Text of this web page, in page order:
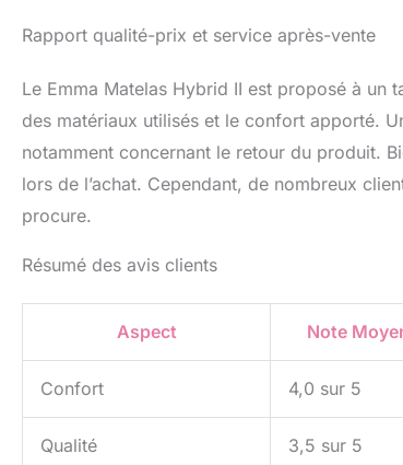
Rapport qualité-prix et service après-vente
Le Emma Matelas Hybrid II est proposé à
des matériaux utilisés et le confort apporté.
notamment concernant le retour du produit.
lors de l’achat. Cependant, de nombreux
procure.
Résumé des avis clients
Aspect Note
Confort 4,0 sur 5
Qualité 3,5 sur 5